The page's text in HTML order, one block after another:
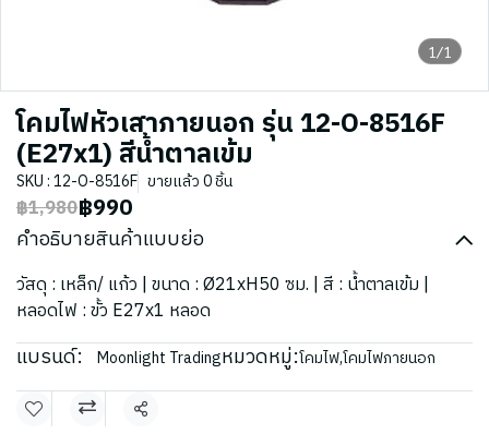
1/1
โคมไฟหัวเสาภายนอก รุ่น 12-O-8516F
(E27x1) สีน้ำตาลเข้ม
SKU : 12-O-8516F ขายแล้ว 0 ชิ้น
฿1,980฿990
คำอธิบายสินค้าแบบย่อ
วัสดุ : เหล็ก/ แก้ว | ขนาด : Ø21xH50 ซม. | สี : น้ำตาลเข้ม |
หลอดไฟ : ขั้ว E27x1 หลอด
แบรนด์: Moonlight Tradingหมวดหมู่:โคมไฟ,โคมไฟภายนอก
แชร์